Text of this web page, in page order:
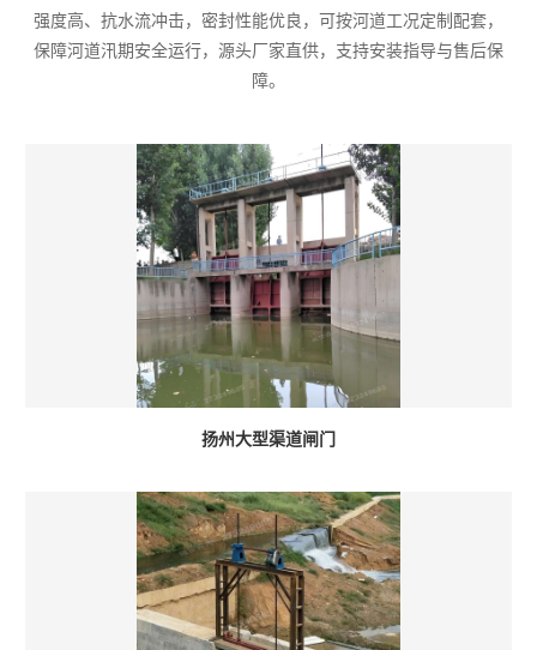
强度高、抗水流冲击，密封性能优良，可按河道工况定制配套，
保障河道汛期安全运行，源头厂家直供，支持安装指导与售后保
障。
扬州大型渠道闸门